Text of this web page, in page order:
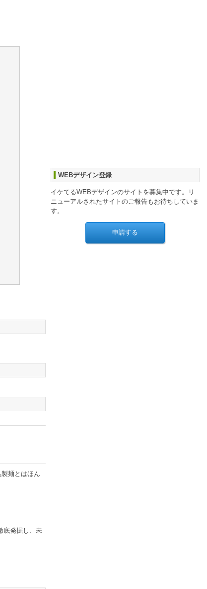
麺とはほん
底発掘し、未
WEBデザイン登録
イケてるWEBデザインのサイトを募集中です。リ
ニューアルされたサイトのご報告もお待ちしていま
す。